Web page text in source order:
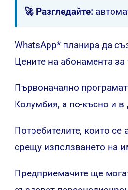
🚀 Разгледайте:
WhatsApp* планира да
Цените на абонамента за
Първоначално
Колумбия, а по-късно и в
Потребителите, които се
срещу използването на
Предприемачите ще